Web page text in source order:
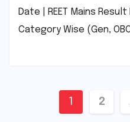
Date | REET Mains
Category Wise (Gen,
Posts
1 2